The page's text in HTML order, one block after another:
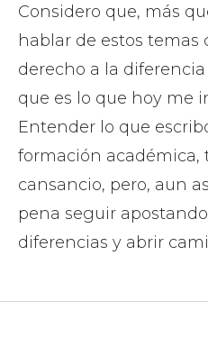
Considero que, más
hablar de estos temas
derecho a la
que es lo que hoy me
Entender lo que
formación académica,
cansancio, pero, aun
pena seguir
diferencias y abrir